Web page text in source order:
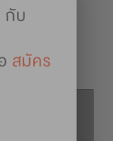
กับ
สมัคร